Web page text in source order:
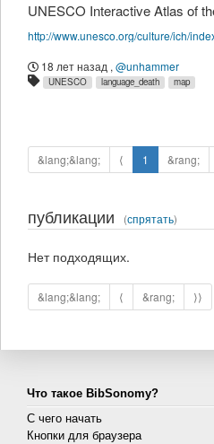
http://www.unesco.org/culture/ich/
18 лет назад , @unhammer
UNESCO language_death map
&lang;&lang; ⟨ 1 &rang;
публикации (спрятать)
Нет подходящих.
&lang;&lang; ⟨ &rang; ⟩⟩
Что такое BibSonomy?
С чего начать
Кнопки для браузера